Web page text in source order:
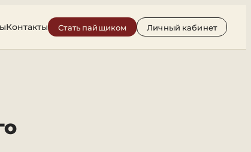
Контакты Стать пайщиком Личный кабинет